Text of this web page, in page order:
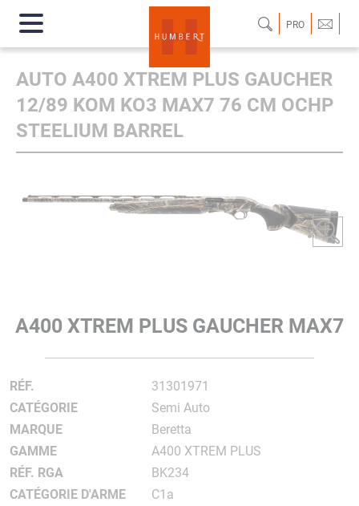
PRO
AUTO A400 XTREM PLUS GAUCHER
12/89 KOM KO3 MAX7 76 CM OCHP
STEELIUM BARREL
A400 XTREM PLUS GAUCHER MAX7
RÉF.
31301971
CATÉGORIE
Semi Auto
MARQUE
Beretta
GAMME
A400 XTREM PLUS
RÉF. RGA
BK234
CATÉGORIE D'ARME
C1a